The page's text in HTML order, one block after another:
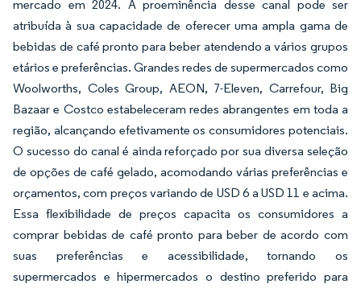
mercado em 2024. A proeminência desse canal pode ser
atribuída à sua capacidade de oferecer uma ampla gama de
bebidas de café pronto para beber atendendo a vários grupos
etários e preferências. Grandes redes de supermercados como
Woolworths, Coles Group, AEON, 7-Eleven, Carrefour, Big
Bazaar e Costco estabeleceram redes abrangentes em toda a
região, alcançando efetivamente os consumidores potenciais.
O sucesso do canal é ainda reforçado por sua diversa seleção
de opções de café gelado, acomodando várias preferências e
orçamentos, com preços variando de USD 6 a USD 11 e acima.
Essa flexibilidade de preços capacita os consumidores a
comprar bebidas de café pronto para beber de acordo com
suas preferências e acessibilidade, tornando os
supermercados e hipermercados o destino preferido para